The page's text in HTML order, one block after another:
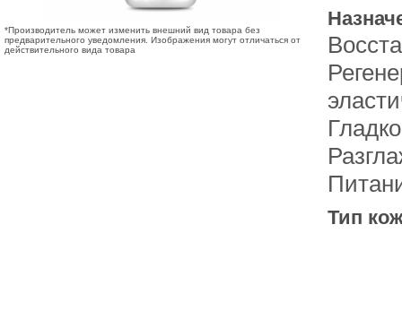
*Производитель может изменить внешний вид товара без
предварительного уведомления. Изображения могут отличаться от
действительного вида товара
Тип